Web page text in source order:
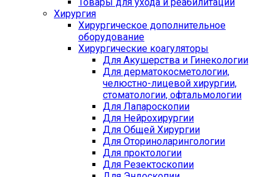
Хирургия
Хирургическое дополнительное
оборудование
Хирургические коагуляторы
Для Акушерства и Гинекологии
Для дерматокосметологии,
челюстно-лицевой хирургии,
стоматологии, офтальмологии
Для Лапароскопии
Для Нейрохирургии
Для Общей Хирургии
Для Оториноларингологии
Для проктологии
Для Резектоскопии